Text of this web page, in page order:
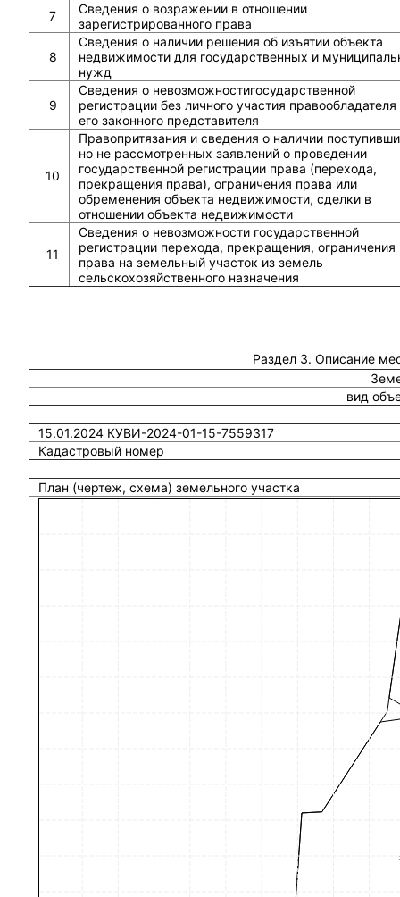
7
Сведения о возражении в отношении
зарегистрированного права
8
Сведения о наличии решения об изъятии объекта
недвижимости для государственных и
нужд
9
Сведения о невозможностигосударственной
регистрации без личного участия правообладателя
его законного представителя
10
Правопритязания и сведения о наличии
но не рассмотренных заявлений о проведении
государственной регистрации права (перехода,
прекращения права), ограничения права или
обременения объекта недвижимости, сделки в
отношении объекта недвижимости
11
Сведения о невозможности государственной
регистрации перехода, прекращения, ограничения
права на земельный участок из земель
сельскохозяйственного назначения
Раздел 3. Описание
вид
15.01.2024 КУВИ-2024-01-15-7559317
Кадастровый номер
План (чертеж, схема) земельного участка